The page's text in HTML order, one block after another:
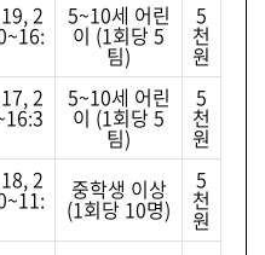
2 5~10세 어린
이 (1회당 5
팀)
5
천
원
2 5~10세 어린
이 (1회당 5
팀)
5
천
원
2 중학생 이상
(1회당 10명)
5
천
원